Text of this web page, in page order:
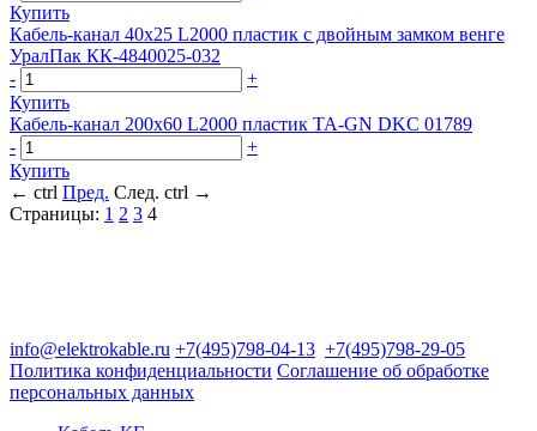
Купить
Кабель-канал 40х25 L2000 пластик с двойным замком венге
УралПак КК-4840025-032
-
+
Купить
Кабель-канал 200х60 L2000 пластик TA-GN DKC 01789
-
+
Купить
← ctrl Пред. След. ctrl →
Страницы: 1 2 3 4
info@elektrokable.ru +7(495)798-04-13 +7(495)798-29-05
Политика конфиденциальности Соглашение об обработке
персональных данных